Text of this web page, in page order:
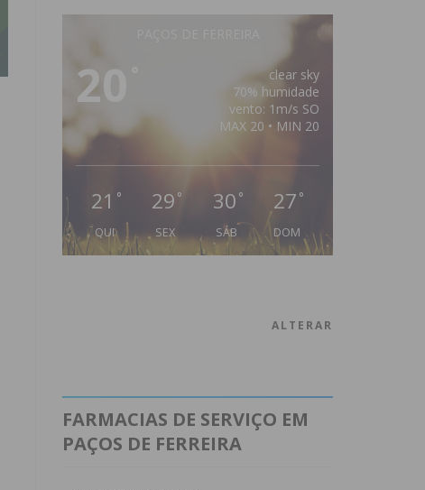
20
clear sky
70% humidade
vento: 1m/s SO
MAX 20 • MIN 20
21 °
QUI
29 °
SEX
30 °
SÁB
27 °
DOM
ALTERAR
FARMACIAS DE SERVIÇO EM
PAÇOS DE FERREIRA